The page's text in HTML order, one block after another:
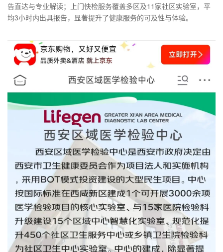
告直达与专业解读；上门快检服务覆盖多区及11家社区实验室，平
均3小时内出具报告，显著提升了健康服务的可及性与体验。